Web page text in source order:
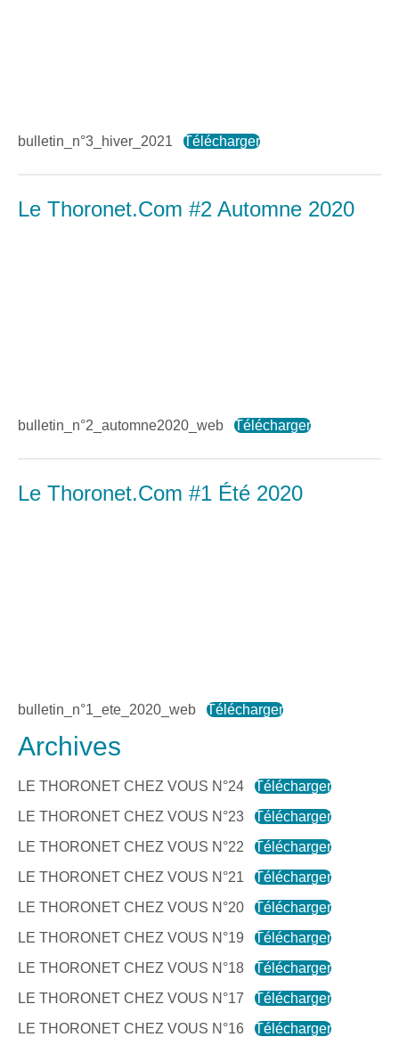
bulletin_n°3_hiver_2021 Télécharger
Le Thoronet.Com #2 Automne 2020
bulletin_n°2_automne2020_web Télécharger
Le Thoronet.Com #1 Été 2020
bulletin_n°1_ete_2020_web Télécharger
Archives
LE THORONET CHEZ VOUS N°24
Télécharger
LE THORONET CHEZ VOUS N°23
Télécharger
LE THORONET CHEZ VOUS N°22
Télécharger
LE THORONET CHEZ VOUS N°21
Télécharger
LE THORONET CHEZ VOUS N°20
Télécharger
LE THORONET CHEZ VOUS N°19
Télécharger
LE THORONET CHEZ VOUS N°18
Télécharger
LE THORONET CHEZ VOUS N°17
Télécharger
LE THORONET CHEZ VOUS N°16
Télécharger